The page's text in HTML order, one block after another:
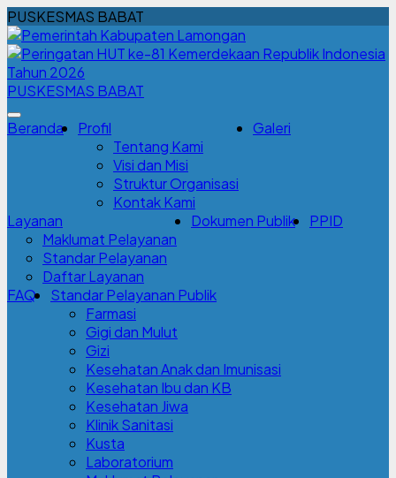
PUSKESMAS BABAT
PUSKESMAS BABAT
Beranda
Profil
Tentang Kami
Visi dan Misi
Struktur Organisasi
Kontak Kami
Galeri
Layanan
Maklumat Pelayanan
Standar Pelayanan
Daftar Layanan
Dokumen Publik PPID
FAQ
Standar Pelayanan Publik
Farmasi
Gigi dan Mulut
Gizi
Kesehatan Anak dan Imunisasi
Kesehatan Ibu dan KB
Kesehatan Jiwa
Klinik Sanitasi
Kusta
Laboratorium